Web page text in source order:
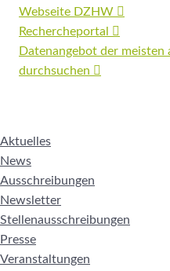
Webseite DZHW
Rechercheportal
Datenangebot der
durchsuchen
Aktuelles
News
Ausschreibungen
Newsletter
Stellenausschreibungen
Presse
Veranstaltungen